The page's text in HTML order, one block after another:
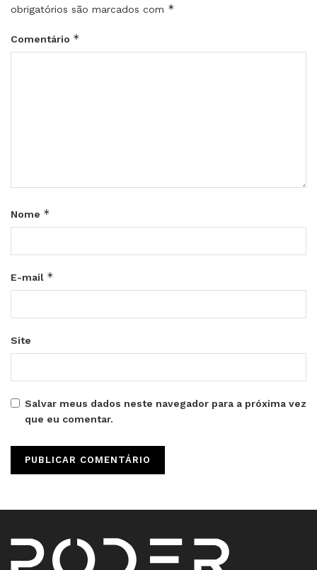
obrigatórios são marcados com *
Comentário *
Nome *
E-mail *
Site
Salvar meus dados neste navegador para a próxima vez
que eu comentar.